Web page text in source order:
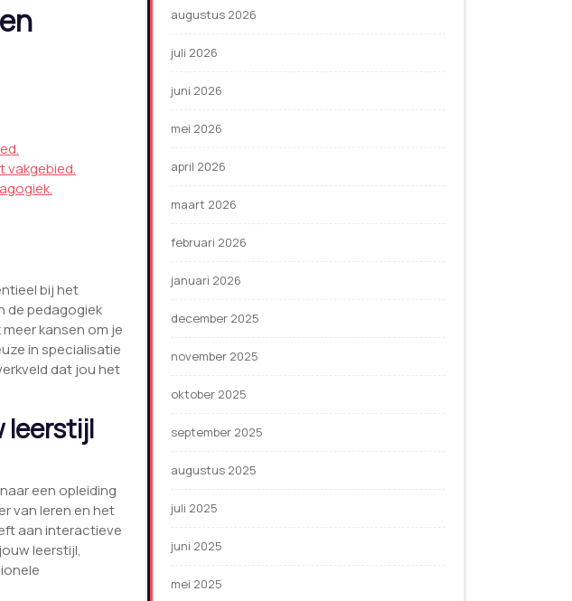
vakgebied.
bij het
de pedagogiek
kansen om je
in specialisatie
dat jou het
leerstijl
een opleiding
van leren en het
aan interactieve
leerstijl,
augustus 2026
juli 2026
juni 2026
mei 2026
april 2026
maart 2026
februari 2026
januari 2026
december 2025
november 2025
oktober 2025
september 2025
augustus 2025
juli 2025
juni 2025
mei 2025